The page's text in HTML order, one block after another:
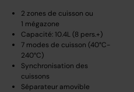
2 zones de cuisson ou
1 mégazone
Capacité: 10.4L (8 pers.+)
7 modes de cuisson (40°C-
240°C)
Synchronisation des
cuissons
Séparateur amovible